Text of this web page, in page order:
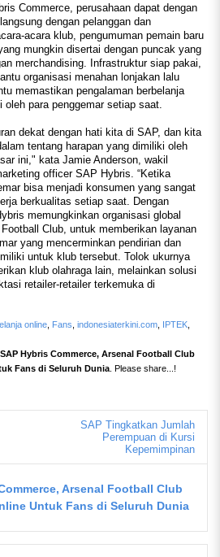
Commerce, perusahaan dapat dengan
dengan pelanggan dan
acara klub, pengumuman pemain baru
mungkin disertai dengan puncak yang
merchandising. Infrastruktur siap pakai,
organisasi menahan lonjakan lalu
memastikan pengalaman berbelanja
para penggemar setiap saat.
dekat dengan hati kita di SAP, dan kita
tentang harapan yang dimiliki oleh
ini," kata Jamie Anderson, wakil
officer SAP Hybris. “Ketika
bisa menjadi konsumen yang sangat
berkualitas setiap saat. Dengan
memungkinkan organisasi global
Club, untuk memberikan layanan
yang mencerminkan pendirian dan
untuk klub tersebut. Tolok ukurnya
klub olahraga lain, melainkan solusi
retailer-retailer terkemuka di
online Fans indonesiaterkini.com IPTEK
Hybris Commerce, Arsenal Football Club
Fans di Seluruh Dunia . Please share...!
SAP Tingkatkan Jumlah
Perempuan di Kursi
Kepemimpinan
Arsenal Football Club
Untuk Fans di Seluruh Dunia